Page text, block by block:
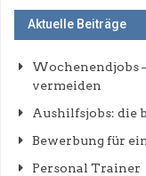
Aktuelle Beiträge
Wochenendjobs
vermeiden
Aushilfsjobs: die
Bewerbung für
Personal Trainer